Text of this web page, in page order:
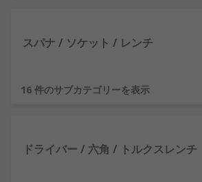
なぜ工具が錆びるのか
か?
水の化学反応で、 これが工具の錆の原
ないように注意し、可能であれば保
スパナ / ソケット / レンチ
16 件のサブカテゴリーを表示
ドライバー / 六角 / トルクスレンチ